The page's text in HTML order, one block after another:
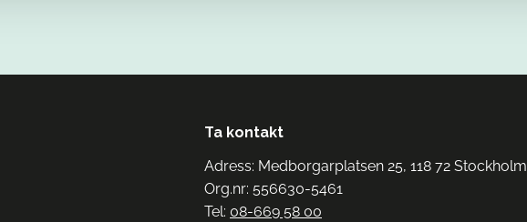
Ta kontakt
Adress: Medborgarplatsen 25, 118 72 Stockholm
Org.nr: 556630-5461
Tel: 08-669 58 00